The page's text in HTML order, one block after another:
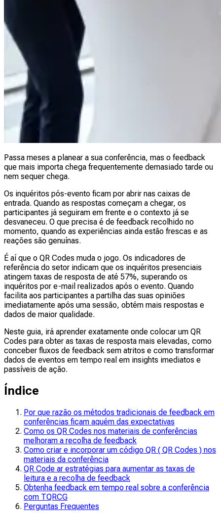
Passa meses a planear a sua conferência, mas o feedback
que mais importa chega frequentemente demasiado tarde ou
nem sequer chega.
Os inquéritos pós-evento ficam por abrir nas caixas de
entrada. Quando as respostas começam a chegar, os
participantes já seguiram em frente e o contexto já se
desvaneceu. O que precisa é de feedback recolhido no
momento, quando as experiências ainda estão frescas e as
reações são genuínas.
É aí que o QR Codes muda o jogo. Os indicadores de
referência do setor indicam que os inquéritos presenciais
atingem taxas de resposta de até 57%, superando os
inquéritos por e-mail realizados após o evento. Quando
facilita aos participantes a partilha das suas opiniões
imediatamente após uma sessão, obtém mais respostas e
dados de maior qualidade.
Neste guia, irá aprender exatamente onde colocar um QR
Codes para obter as taxas de resposta mais elevadas, como
conceber fluxos de feedback sem atritos e como transformar
dados de eventos em tempo real em insights imediatos e
passíveis de ação.
Índice
Por que razão os métodos tradicionais de feedback em
conferências ficam aquém das expectativas
Como os QR Codes nos materiais de conferências
melhoram a recolha de feedback
Como criar e incorporar um código QR ( QR Codes ) nos
materiais da conferência
QR Code ar estratégias para aumentar as taxas de
leitura e a recolha de feedback
Obtenha feedback em tempo real sobre a conferência
com TQRCG
Perguntas Frequentes